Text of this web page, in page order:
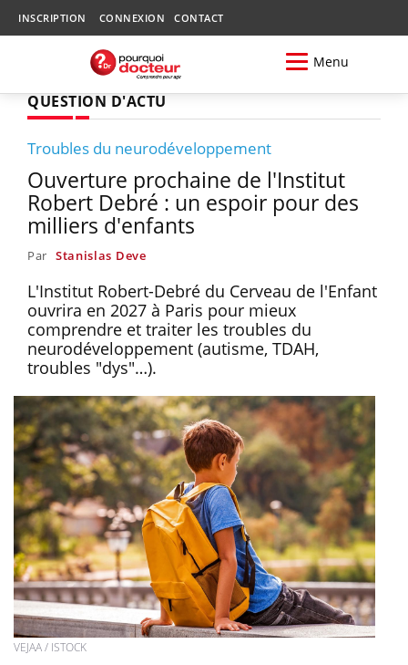
INSCRIPTION CONNEXION CONTACT
Menu
QUESTION D'ACTU
Troubles du neurodéveloppement
Ouverture prochaine de l'Institut
Robert Debré : un espoir pour des
milliers d'enfants
Par Stanislas Deve
L'Institut Robert-Debré du Cerveau de l'Enfant
ouvrira en 2027 à Paris pour mieux
comprendre et traiter les troubles du
neurodéveloppement (autisme, TDAH,
troubles "dys"…).
VEJAA / ISTOCK